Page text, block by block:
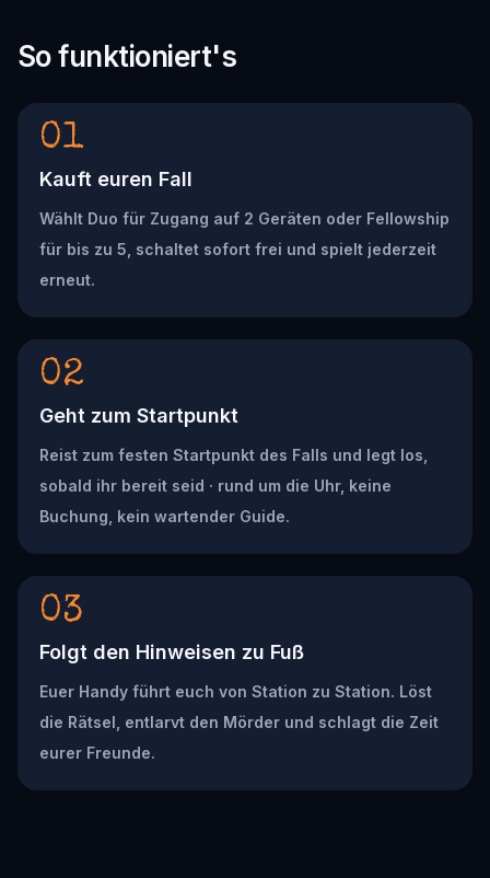
So funktioniert's
01
Kauft euren Fall
Wählt Duo für Zugang auf 2 Geräten oder Fellowship
für bis zu 5, schaltet sofort frei und spielt jederzeit
erneut.
02
Geht zum Startpunkt
Reist zum festen Startpunkt des Falls und legt los,
sobald ihr bereit seid · rund um die Uhr, keine
Buchung, kein wartender Guide.
03
Folgt den Hinweisen zu Fuß
Euer Handy führt euch von Station zu Station. Löst
die Rätsel, entlarvt den Mörder und schlagt die Zeit
eurer Freunde.